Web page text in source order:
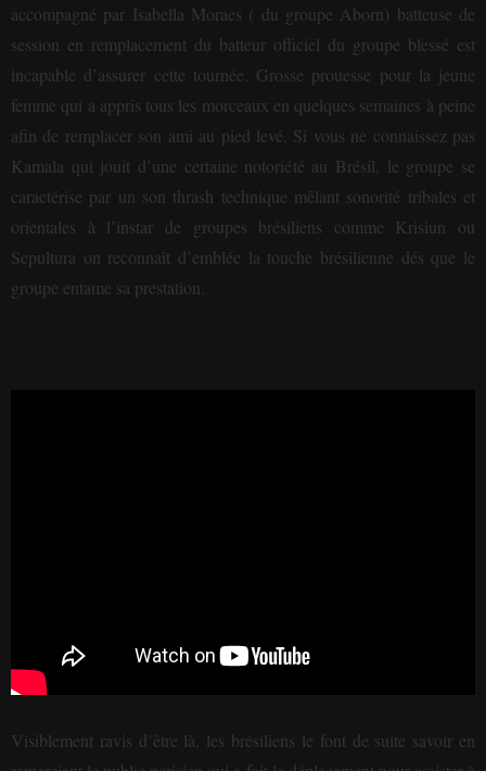
accompagné par Isabella Moraes ( du groupe Aborn) batteuse de
session en remplacement du batteur officiel du groupe blessé est
incapable d’assurer cette tournée. Grosse prouesse pour la jeune
femme qui a appris tous les morceaux en quelques semaines à peine
afin de remplacer son ami au pied levé. Si vous ne connaissez pas
Kamala qui jouit d’une certaine notoriété au Brésil, le groupe se
caractérise par un son thrash technique mêlant sonorité tribales et
orientales à l’instar de groupes brésiliens comme Krisiun ou
Sepultura on reconnaît d’emblée la touche brésilienne dés que le
groupe entame sa prestation.
Visiblement ravis d’être là, les brésiliens le font de suite savoir en